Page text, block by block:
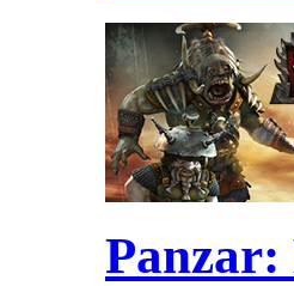
Panzar: